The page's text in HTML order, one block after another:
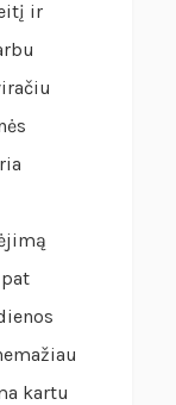
ir
kartu